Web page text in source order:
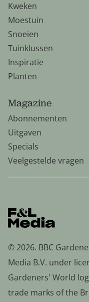
Kweken
Moestuin
Snoeien
Tuinklussen
Inspiratie
Planten
Magazine
Abonnementen
Uitgaven
Specials
Veelgestelde vragen
© 2026. BBC
Media B.V. under
Gardeners' World
trade marks of the